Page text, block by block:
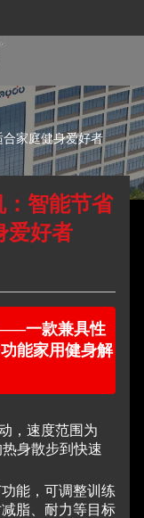
合家庭健身爱好者
：智能节省
爱好者
一款兼具性
能家用健身解
，速度范围为
身散步到快速
能，可调整训练
脂、耐力等目标